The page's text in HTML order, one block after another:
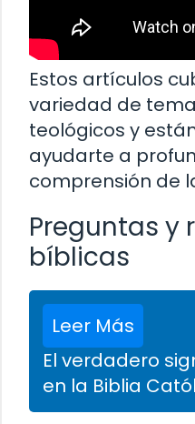
Estos artículos
variedad de
teológicos y
ayudarte a
comprensión de
Preguntas y
bíblicas
Leer Más
El verdadero
en la Biblia